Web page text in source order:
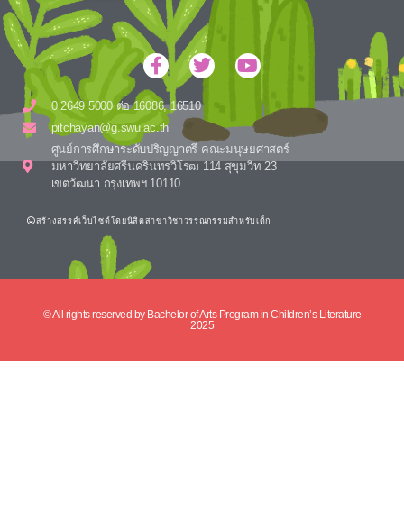
0 2649 5000 ต่อ 16086, 16510
pitchayan@g.swu.ac.th
ศูนย์การศึกษาระดับปริญญาตรี คณะมนุษยศาสตร์
มหาวิทยาลัยศรีนครินทรวิโรฒ 114 สุขุมวิท 23
เขตวัฒนา กรุงเทพฯ 10110
สร้างสรรค์เว็บไซต์โดยนิสิตสาขาวิชาวรรณกรรมสำหรับเด็ก
© All rights reserved by Bachelor of Arts Program in Children’s Literature
2025